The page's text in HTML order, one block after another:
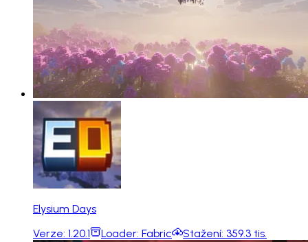
Elysium Days
Verze: 1.20.1 Loader: Fabric Stažení: 359.3 tis.